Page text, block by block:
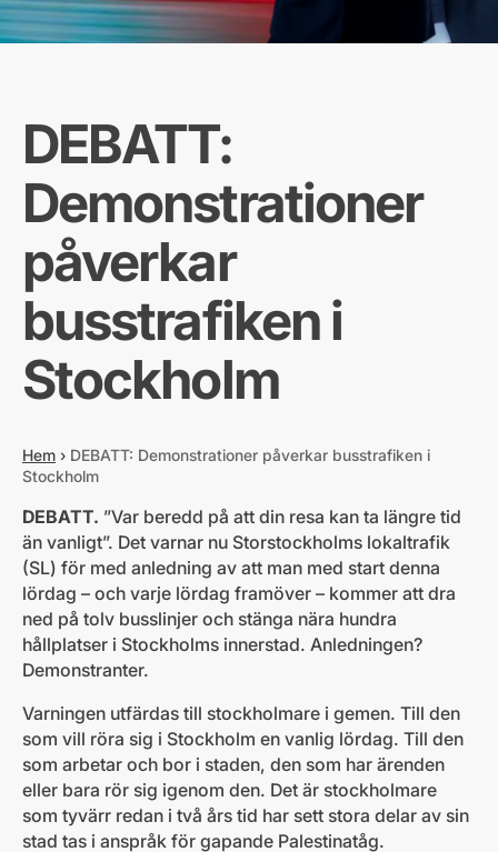
DEBATT:
Demonstrationer
påverkar
busstrafiken i
Stockholm
Hem › DEBATT: Demonstrationer påverkar busstrafiken i
Stockholm
DEBATT. ”Var beredd på att din resa kan ta längre tid
än vanligt”. Det varnar nu Storstockholms lokaltrafik
(SL) för med anledning av att man med start denna
lördag – och varje lördag framöver – kommer att dra
ned på tolv busslinjer och stänga nära hundra
hållplatser i Stockholms innerstad. Anledningen?
Demonstranter.
Varningen utfärdas till stockholmare i gemen. Till den
som vill röra sig i Stockholm en vanlig lördag. Till den
som arbetar och bor i staden, den som har ärenden
eller bara rör sig igenom den. Det är stockholmare
som tyvärr redan i två års tid har sett stora delar av sin
stad tas i anspråk för gapande Palestinatåg.